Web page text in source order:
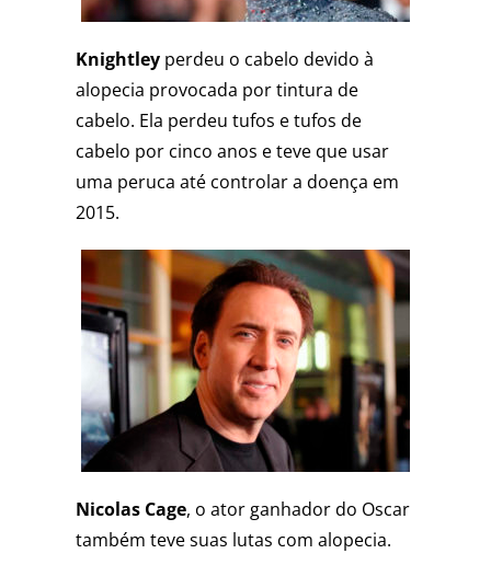
Knightleyperdeu o cabelo devido à
alopecia provocada por tintura de
cabelo. Ela perdeu tufos e tufos de
cabelo por cinco anos e teve que usar
uma peruca até controlar a doença em
2015.
Nicolas Cage, o ator ganhador do Oscar
também teve suas lutas com alopecia.